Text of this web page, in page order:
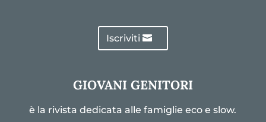
Iscriviti
GIOVANI GENITORI
è la rivista dedicata alle famiglie eco e slow.